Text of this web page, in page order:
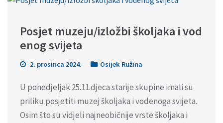
Posjet muzeju/izložbi školjaka i vod
enog svijeta
2. prosinca 2024. Osijek Ružina
U ponedjeljak 25.11.djeca starije skupine imali su
priliku posjetiti muzej školjaka i vodenoga svijeta.
Osim što su vidjeli najneobičnije vrste školjaka i